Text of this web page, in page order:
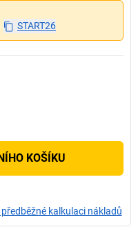
START26
KOŠÍKU
kalkulaci nákladů